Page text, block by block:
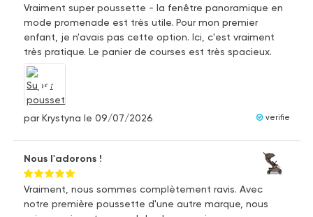
Vraiment super poussette - la fenêtre panoramique en
mode promenade est très utile. Pour mon premier
enfant, je n'avais pas cette option. Ici, c'est vraiment
très pratique. Le panier de courses est très spacieux.
par Krystyna le 09/07/2026 verifie
Nous l'adorons !
Vraiment, nous sommes complètement ravis. Avec
notre première poussette d'une autre marque, nous